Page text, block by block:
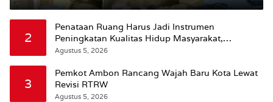
2
Penataan Ruang Harus Jadi Instrumen
Peningkatan Kualitas Hidup Masyarakat,
Wattimena: Revisi RT-RW Ditetapkan Pemkot
Agustus 5, 2026
3
Pemkot Ambon Rancang Wajah Baru Kota Lewat
Revisi RTRW
Agustus 5, 2026